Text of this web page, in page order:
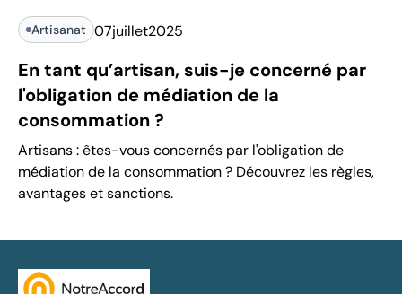
Artisanat 07juillet2025
En tant qu’artisan, suis-je concerné par
l'obligation de médiation de la
consommation ?
Artisans : êtes-vous concernés par l'obligation de
médiation de la consommation ? Découvrez les règles,
avantages et sanctions.